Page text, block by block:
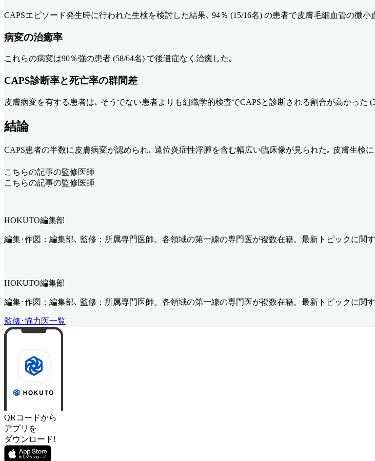
CAPSエピソード発生時に行われた生検を検討した結果､ 94％ (15/16名) の患者で皮膚毛細血管の微小
病変の治癒率
これらの病変は90％強の患者 (58/64名) で後遺症なく治癒した｡
CAPS診断率と死亡率の群間差
皮膚病変を有する患者は､ そうでない患者よりも組織学的検査でCAPSと診断される割合が高かった
結論
CAPS患者の半数に皮膚病変が認められ､ 遠位炎症性浮腫を含む幅広い臨床像が見られた｡ 皮膚生検
こちらの記事の監修医師
こちらの記事の監修医師
HOKUTO編集部
編集･作図：編集部､ 監修：所属専門医師。各領域の第一線の専門医が複数在籍。最新トピックに関
HOKUTO編集部
編集･作図：編集部､ 監修：所属専門医師。各領域の第一線の専門医が複数在籍。最新トピックに関
監修･協力医一覧
QRコードから
アプリを
ダウンロード!